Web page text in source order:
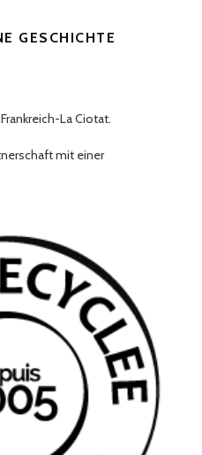
GESCHICHTE
La Ciotat.
mit einer